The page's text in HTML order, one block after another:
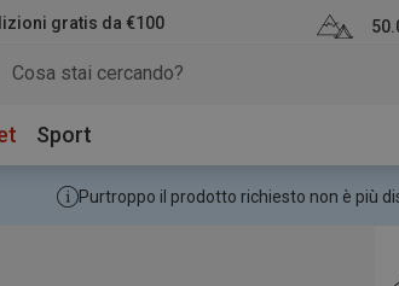
gratis da €100
Sport
Purtroppo il prodotto richiesto non è più